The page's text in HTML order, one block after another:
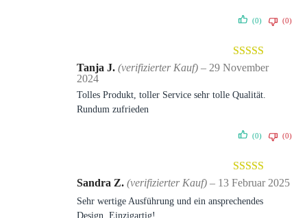
(0) (0)
Bewertet mit
Tanja J.(verifizierter Kauf) – 29 November
2024
Tolles Produkt, toller Service sehr tolle Qualität.
Rundum zufrieden
(0) (0)
Bewertet mit
5von 5
Sandra Z.(verifizierter Kauf) – 13 Februar 2025
Sehr wertige Ausführung und ein ansprechendes
Design. Einzigartig!